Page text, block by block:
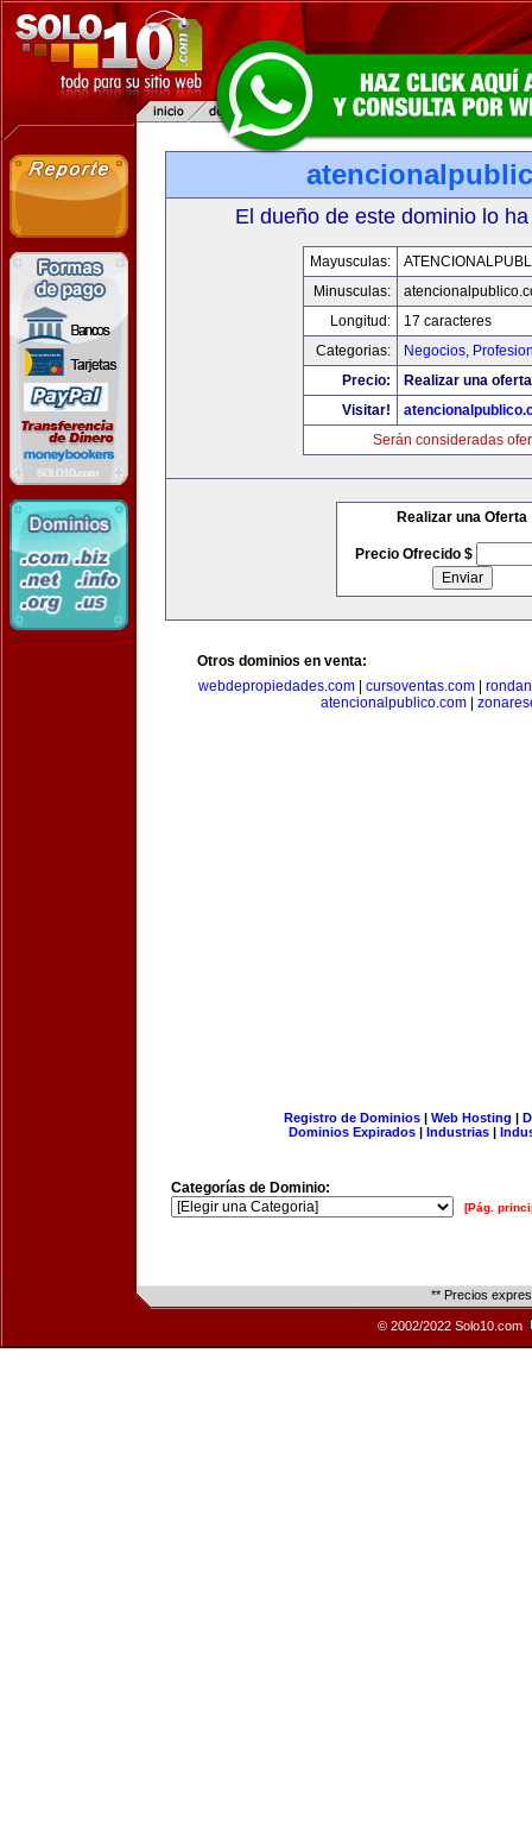
El dueño de este dominio lo
Mayusculas:
Minusculas:
Longitud:
17 caracteres
Categorias:
Negocios,
Precio:
Realizar una
Visitar!
Serán consideradas
Realizar una Oferta
Precio Ofrecido $
Otros dominios en venta:
webdepropiedades.com| cursoventas.com|
atencionalpublico.com
Registro de Dominios| Web Hosting |
Dominios Expirados | Industrias |
Categorías de Dominio:
[Pág.
** Precios
© 2002/2022 Solo10.com